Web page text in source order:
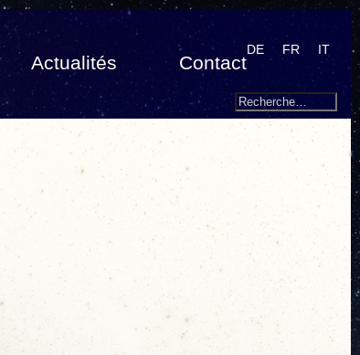
Actualités Contact
DE FR IT
Search
Recherche